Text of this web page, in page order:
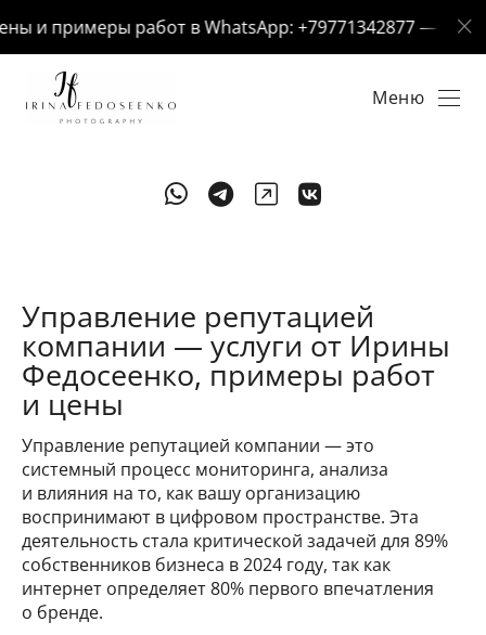
и примеры работ в WhatsApp: +79771342877 — отвечу
Меню
Управление репутацией
компании — услуги от Ирины
Федосеенко, примеры работ
и цены
Управление репутацией компании — это
системный процесс мониторинга, анализа
и влияния на то, как вашу организацию
воспринимают в цифровом пространстве. Эта
деятельность стала критической задачей для 89%
собственников бизнеса в 2024 году, так как
интернет определяет 80% первого впечатления
о бренде.